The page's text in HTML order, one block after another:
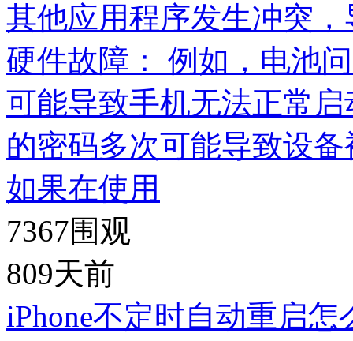
其他应用程序发生冲突
硬件故障： 例如，电池
可能导致手机无法正常
的密码多次可能导致设
如果在使用
7367围观
809天前
iPhone不定时自动重启怎